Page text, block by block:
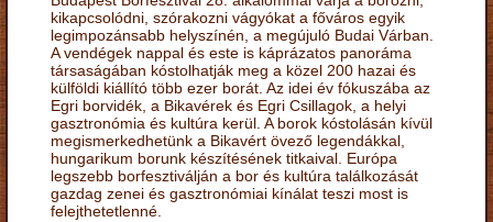
kikapcsolódni, szórakozni vágyókat a főváros egyik
legimpozánsabb helyszínén, a megújuló Budai Várban.
A vendégek nappal és este is káprázatos panoráma
társaságában kóstolhatják meg a közel 200 hazai és
külföldi kiállító több ezer borát. Az idei év fókuszába az
Egri borvidék, a Bikavérek és Egri Csillagok, a helyi
gasztronómia és kultúra kerül. A borok kóstolásán kívül
megismerkedhetünk a Bikavért övező legendákkal,
hungarikum borunk készítésének titkaival. Európa
legszebb borfesztiválján a bor és kultúra találkozását
gazdag zenei és gasztronómiai kínálat teszi most is
felejthetetlenné.